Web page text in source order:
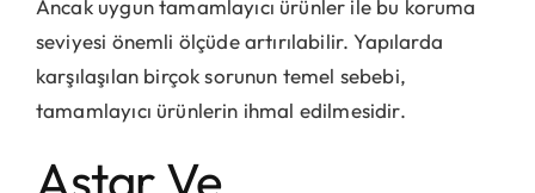
Ancak uygun tamamlayıcı ürünler ile bu koruma
seviyesi önemli ölçüde artırılabilir. Yapılarda
karşılaşılan birçok sorunun temel sebebi,
tamamlayıcı ürünlerin ihmal edilmesidir.
Astar Ve